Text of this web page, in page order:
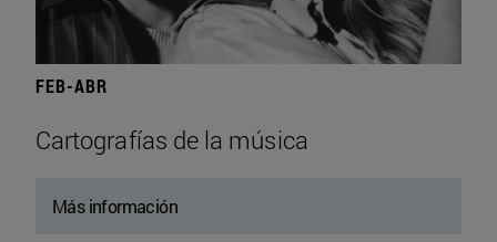
FEB-ABR
Cartografías de la música
Más información